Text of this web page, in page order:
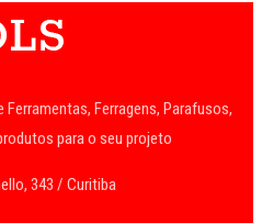
Ferragens, Parafusos,
para o seu projeto
343 / Curitiba